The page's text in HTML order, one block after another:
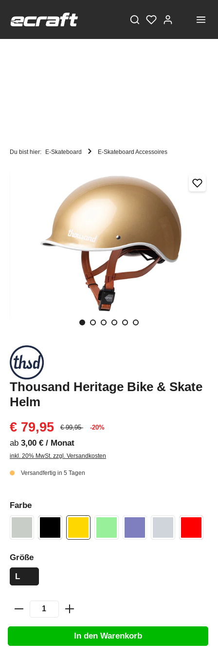
Du bist hier: E-Skateboard E-Skateboard Accessoires
Thousand Heritage Bike & Skate
Helm
€ 79,95
€ 99,95 -20%
ab 3,00 € / Monat
inkl. 20% MwSt. zzgl. Versandkosten
Versandfertig in 5 Tagen
Farbe
Größe
L
In den Warenkorb